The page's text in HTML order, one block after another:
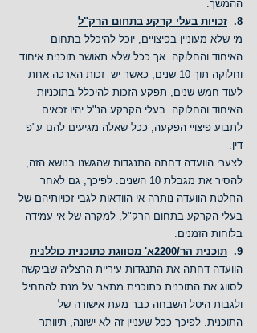
ההמשך.
8.
זכויות בעלי קרקע בתחום הרק"ל
מי שלא מעוניין בפיצויים, יוכל להיכלל בתחום
האיחוד והחלוקה. אך ככל שלא תאושר תוכנית איחוד
וחלוקה תוך 10 שנים, כאשר יש  זכות הארכה אחת
לעוד חמש שנים, תפקע הזכות להיכלל בתוכניות
האיחוד והחלוקה. בעלי הקרקע הנ"ל יהיו זכאים
לתבוע פיצויי הפקעה, ככל שאלה מגיעים להם ע"פ
דין.
לצערי הוועדה דחתה התנגדות שהגשנו בנושא הזה,
להסיר את מגבלת 10 השנים. לפיכך, גם לאחר
החלטת הוועדה נותרה אי הוודאות לגבי זכויותיהם של
בעלי הקרקע בתחום הרק"ל, למקרה של אי עמידה
בלוחות הזמנים.
9.
תוכנית הר/2200א' מסווגת כתוכנית כוללנית
הוועדה דחתה את התנגדות עיריית הרצליה שביקשה
לסווג את התוכנית כתוכנית מתאר על מנת להתחיל
ולגבות היטל השבחה כבר מעת אישורה של
התוכנית. לפיכך ככל שעניין זה לא ישונה, תיוותר